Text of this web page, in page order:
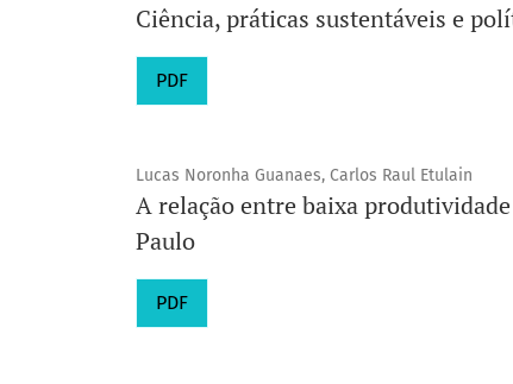
Ciência, práticas sustentáveis e
PDF
Lucas Noronha Guanaes, Carlos Raul Etulain
A relação entre baixa
Paulo
PDF